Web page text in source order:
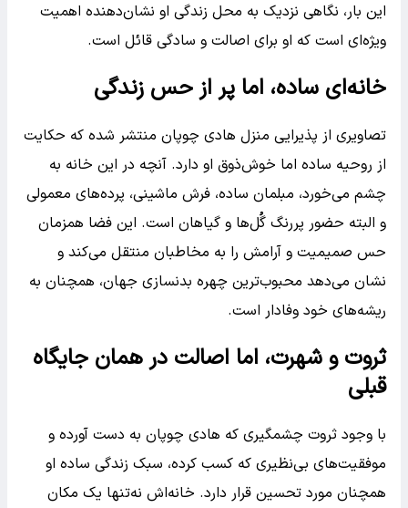
این بار، نگاهی نزدیک به محل زندگی او نشان‌دهنده اهمیت
ویژه‌ای است که او برای اصالت و سادگی قائل است.
خانه‌ای ساده، اما پر از حس زندگی
تصاویری از پذیرایی منزل هادی چوپان منتشر شده که حکایت
از روحیه ساده اما خوش‌ذوق او دارد. آنچه در این خانه به
چشم می‌خورد، مبلمان ساده، فرش ماشینی، پرده‌های معمولی
و البته حضور پررنگ گُل‌ها و گیاهان است. این فضا همزمان
حس صمیمیت و آرامش را به مخاطبان منتقل می‌کند و
نشان می‌دهد محبوب‌ترین چهره بدنسازی جهان، همچنان به
ریشه‌های خود وفادار است.
ثروت و شهرت، اما اصالت در همان جایگاه
قبلی
با وجود ثروت چشمگیری که هادی چوپان به دست آورده و
موفقیت‌های بی‌نظیری که کسب کرده، سبک زندگی ساده او
همچنان مورد تحسین قرار دارد. خانه‌اش نه‌تنها یک مکان